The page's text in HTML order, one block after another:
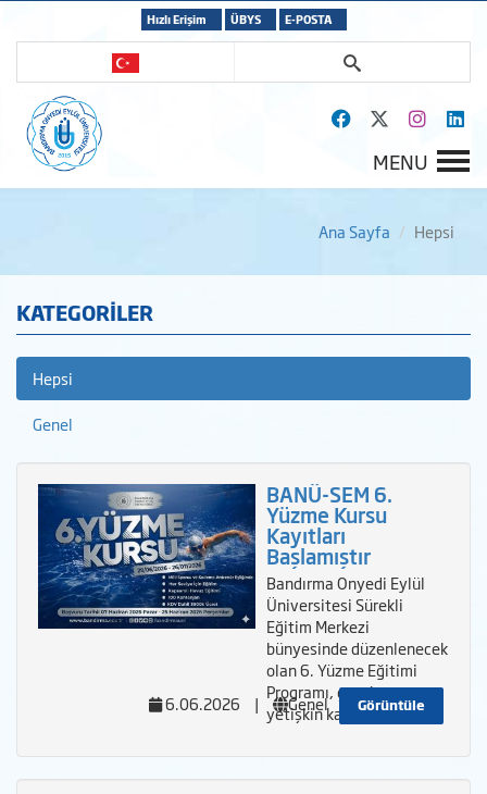
Hızlı Erişim ÜBYS E-POSTA
MENU
Ana Sayfa Hepsi
KATEGORİLER
Hepsi
Genel
BANÜ-SEM 6.
Yüzme Kursu
Kayıtları
Başlamıştır
Bandırma Onyedi Eylül
Üniversitesi Sürekli
Eğitim Merkezi
bünyesinde düzenlenecek
olan 6. Yüzme Eğitimi
Programı, çocuk ve
yetişkin katılımcıla
Görüntüle
6.06.2026 | Genel